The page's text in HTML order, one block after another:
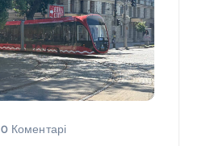
0 Коментарі